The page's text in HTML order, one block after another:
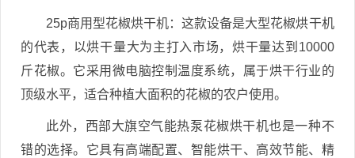
25p商用型花椒烘干机：这款设备是大型花椒烘干机
的代表，以烘干量大为主打入市场，烘干量达到10000
斤花椒。它采用微电脑控制温度系统，属于烘干行业的
顶级水平，适合种植大面积的花椒的农户使用。
此外，西部大旗空气能热泵花椒烘干机也是一种不
错的选择。它具有高端配置、智能烘干、高效节能、精